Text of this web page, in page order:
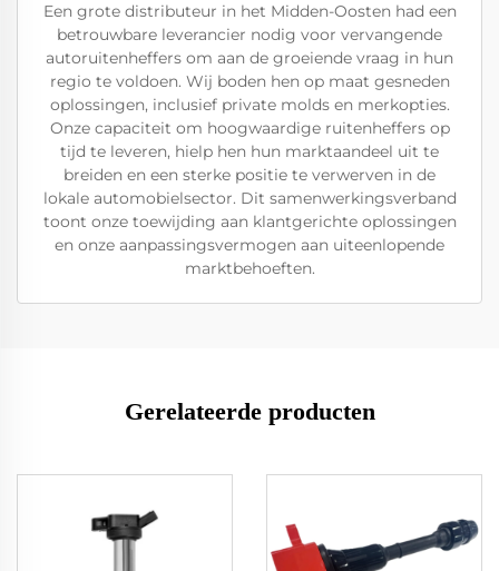
Een grote distributeur in het Midden-Oosten had een
betrouwbare leverancier nodig voor vervangende
autoruitenheffers om aan de groeiende vraag in hun
regio te voldoen. Wij boden hen op maat gesneden
oplossingen, inclusief private molds en merkopties.
Onze capaciteit om hoogwaardige ruitenheffers op
tijd te leveren, hielp hen hun marktaandeel uit te
breiden en een sterke positie te verwerven in de
lokale automobielsector. Dit samenwerkingsverband
toont onze toewijding aan klantgerichte oplossingen
en onze aanpassingsvermogen aan uiteenlopende
marktbehoeften.
Gerelateerde producten